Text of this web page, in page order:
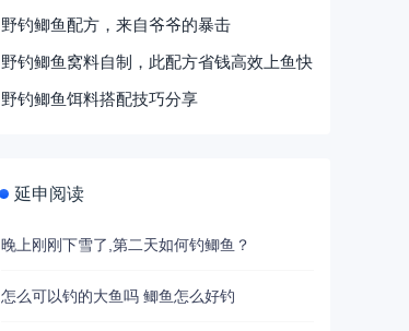
野钓鲫鱼配方，来自爷爷的暴击
野钓鲫鱼窝料自制，此配方省钱高效上鱼快
野钓鲫鱼饵料搭配技巧分享
延申阅读
晚上刚刚下雪了,第二天如何钓鲫鱼？
怎么可以钓的大鱼吗 鲫鱼怎么好钓